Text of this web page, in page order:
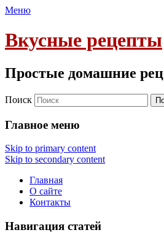
Меню
Вкусные рецепты
Простые домашние
Поиск
Главное меню
Skip to primary content
Skip to secondary content
Главная
О сайте
Контакты
Навигация статей